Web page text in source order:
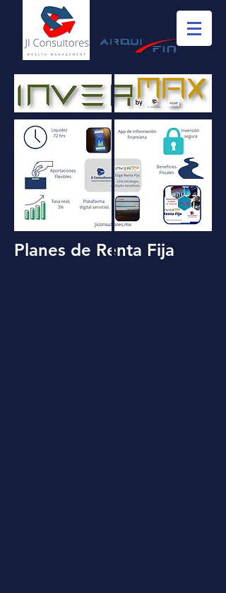
Planes de Renta Fija